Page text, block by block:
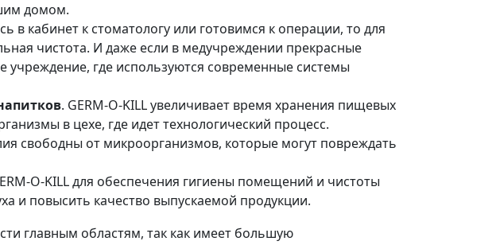
домом.
в кабинет к стоматологу или готовимся к операции, то для
чистота. И даже если в медучреждении прекрасные
где используются современные системы
. GERM-O-KILL увеличивает время хранения пищевых
в цехе, где идет технологический процесс.
свободны от микроорганизмов, которые могут повреждать
O-KILL для обеспечения гигиены помещений и чистоты
и повысить качество выпускаемой продукции.
главным областям, так как имеет большую